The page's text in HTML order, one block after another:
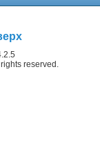
reserved.